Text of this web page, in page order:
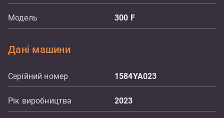
Модель 300 F
Дані машини
Серійний номер 1584YA023
Рік виробництва 2023